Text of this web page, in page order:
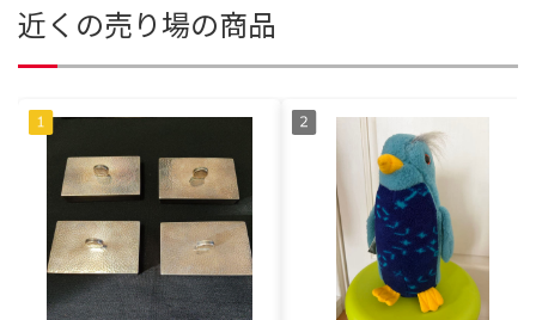
近くの売り場の商品